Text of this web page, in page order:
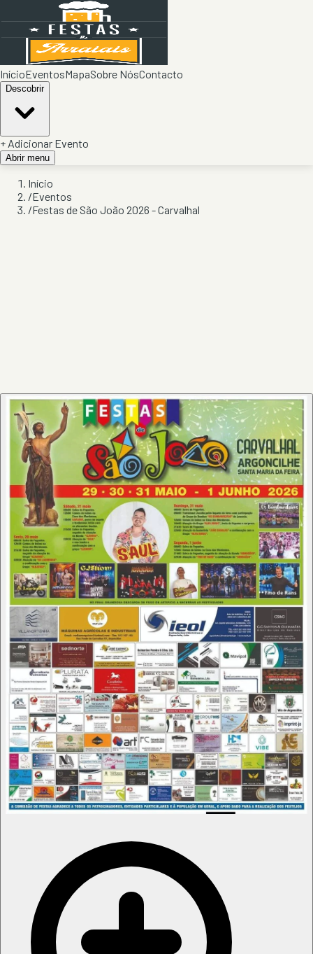
InícioEventosMapaSobre NósContacto
Descobrir
+ Adicionar Evento
Abrir menu
Início
/Eventos
/Festas de São João 2026 - Carvalhal